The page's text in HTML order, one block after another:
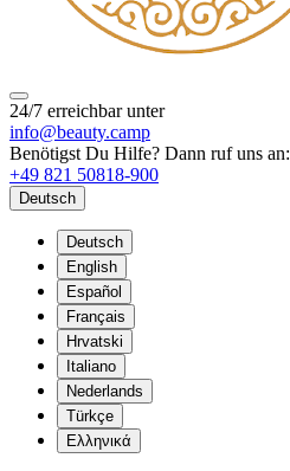
24/7 erreichbar unter
info@beauty.camp
Benötigst Du Hilfe? Dann ruf uns an:
+49 821 50818-900
Deutsch
Deutsch
English
Español
Français
Hrvatski
Italiano
Nederlands
Türkçe
Ελληνικά